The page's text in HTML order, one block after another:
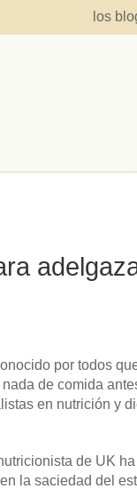
los
por todos
de comida
en nutrición y
de UK
la saciedad del